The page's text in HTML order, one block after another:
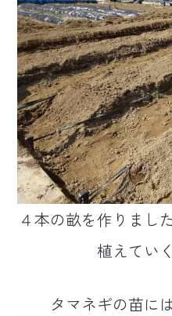
４本の畝を作りまし
植えてい
タマネギの苗に